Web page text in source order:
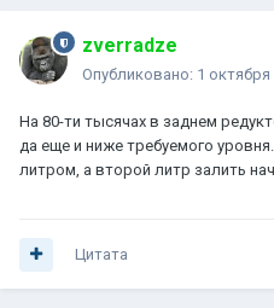
zverradze
Опубликовано: 1 октября
На 80-ти тысячах в заднем
да еще и ниже требуемого
литром, а второй литр залить
Цитата